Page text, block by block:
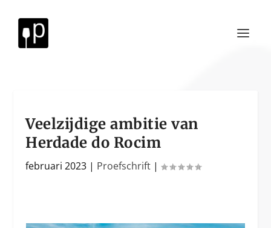
Veelzijdige ambitie van
Herdade do Rocim
februari 2023 | Proefschrift |